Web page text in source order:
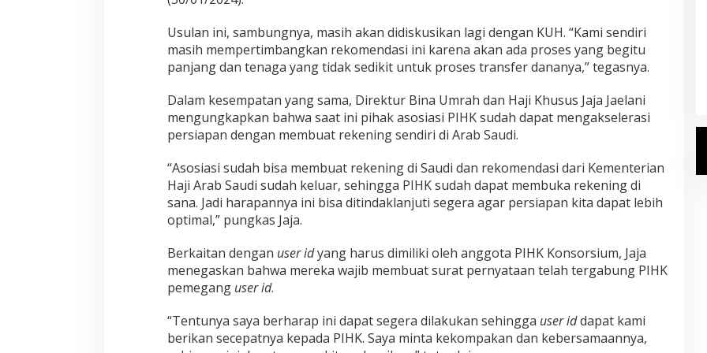
e
l
a
r
s
i
a
i
K
h
u
s
s
2
Usulan ini, sambungnya, masih akan didiskusikan lagi dengan KUH. “Kami sendiri
masih mempertimbangkan rekomendasi ini karena akan ada proses yang begitu
panjang dan tenaga yang tidak sedikit untuk proses transfer dananya,” tegasnya.
Dalam kesempatan yang sama, Direktur Bina Umrah dan Haji Khusus Jaja Jaelani
mengungkapkan bahwa saat ini pihak asosiasi PIHK sudah dapat mengakselerasi
persiapan dengan membuat rekening sendiri di Arab Saudi.
“Asosiasi sudah bisa membuat rekening di Saudi dan rekomendasi dari Kementerian
Haji Arab Saudi sudah keluar, sehingga PIHK sudah dapat membuka rekening di
sana. Jadi harapannya ini bisa ditindaklanjuti segera agar persiapan kita dapat lebih
optimal,” pungkas Jaja.
Berkaitan dengan user idyang harus dimiliki oleh anggota PIHK Konsorsium, Jaja
menegaskan bahwa mereka wajib membuat surat pernyataan telah tergabung PIHK
pemegang user id.
“Tentunya saya berharap ini dapat segera dilakukan sehingga user iddapat kami
berikan secepatnya kepada PIHK. Saya minta kekompakan dan kebersamaannya,
Kemenhaj Umumkan Daftar
Jemaah Haji 2027
Di Haji
Gus Irfan Sambut Kepulangan 355
Petugas Haji PPIH Daker Makkah
Selasa, 23 Juni 2026